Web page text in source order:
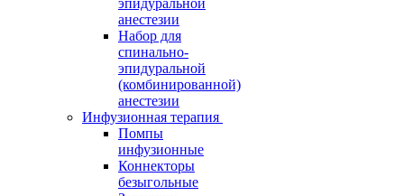
эпидуральной
анестезии
Набор для
спинально-
эпидуральной
(комбинированной)
анестезии
Инфузионная терапия
Помпы
инфузионные
Коннекторы
безыгольные